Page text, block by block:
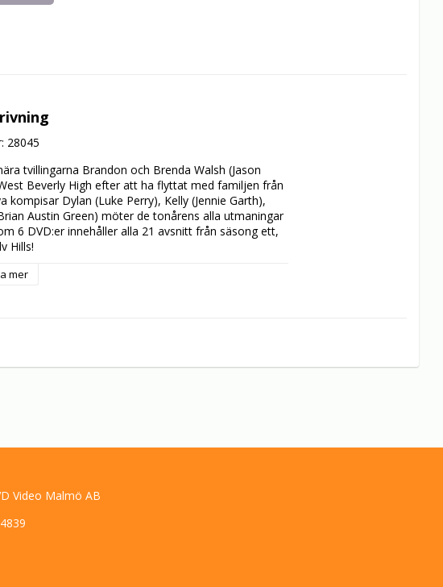
28045
tvillingarna Brandon och Brenda Walsh (Jason
Beverly High efter att ha flyttat med familjen från
Dylan (Luke Perry), Kelly (Jennie Garth),
Austin Green) möter de tonårens alla utmaningar
6 DVD:er innehåller alla 21 avsnitt från säsong ett,
Hills!
mer
Video Malmö AB